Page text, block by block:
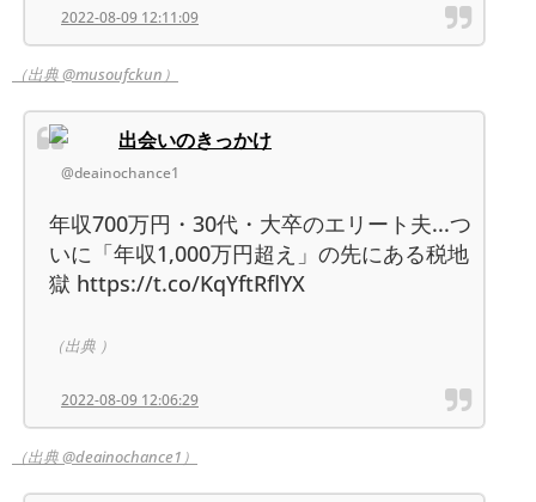
2022-08-09 12:11:09
（出典 @musoufckun）
出会いのきっかけ
@deainochance1
年収700万円・30代・大卒のエリート夫...つ
いに「年収1,000万円超え」の先にある税地
獄 https://t.co/KqYftRflYX
（出典 ）
2022-08-09 12:06:29
（出典 @deainochance1）